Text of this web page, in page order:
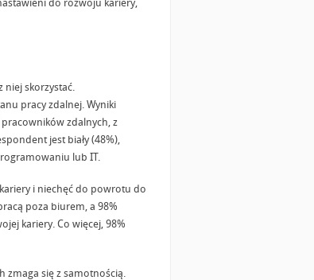
do rozwoju kariery,
niej skorzystać.
pracy zdalnej. Wyniki
zdalnych, z
jest biały (48%),
lub IT.
i niechęć do powrotu do
poza biurem, a 98%
kariery. Co więcej, 98%
zmaga się z samotnością.